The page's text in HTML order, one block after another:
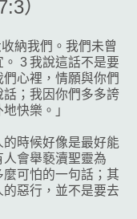
）
納我們。我們未曾
3 我說這話不是要
心裡，情願與你們
話；我因你們多多誇
快樂。」
時候好像是最好能
會舉褻瀆聖靈為
可怕的一句話；其
惡行，並不是要去